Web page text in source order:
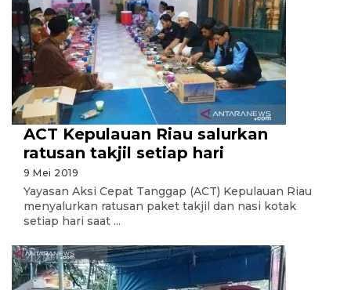
ACT Kepulauan Riau salurkan
ratusan takjil setiap hari
9 Mei 2019
Yayasan Aksi Cepat Tanggap (ACT) Kepulauan Riau
menyalurkan ratusan paket takjil dan nasi kotak
setiap hari saat ...